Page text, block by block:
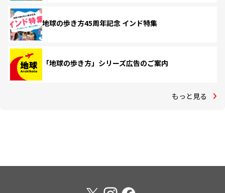
地球の歩き方45周年記念 インド特集
「地球の歩き方」シリーズ広告のご案内
もっと見る